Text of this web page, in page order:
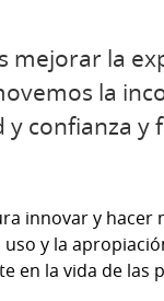
mejorar la
la
y confianza y
innovar y hacer
y la
en la vida de las